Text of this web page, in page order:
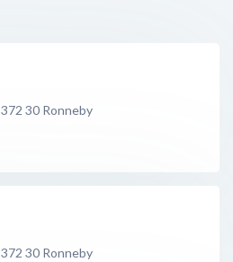
372 30 Ronneby
372 30 Ronneby